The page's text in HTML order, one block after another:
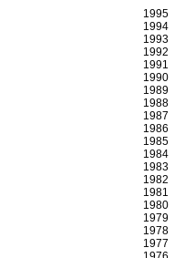
1995
1994
1993
1992
1991
1990
1989
1988
1987
1986
1985
1984
1983
1982
1981
1980
1979
1978
1977